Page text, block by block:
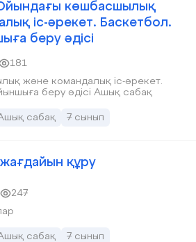
көшбасшылық
іс-әрекет. Баскетбол.
беру әдісі
181
және командалық іс-әрекет.
беру әдісі Ашық сабақ
сабақ 7 сынып
құру
247
сабақ 7 сынып